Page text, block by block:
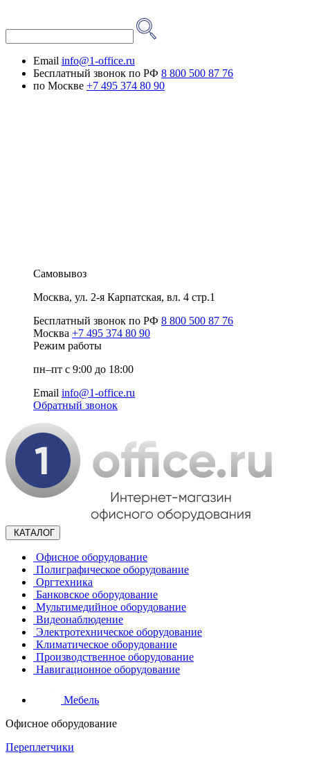
Email info@1-office.ru
Бесплатный звонок по РФ 8 800 500 87 76
по Москве +7 495 374 80 90
Самовывоз
Москва, ул. 2-я Карпатская, вл. 4 стр.1
Бесплатный звонок по РФ 8 800 500 87 76
Москва +7 495 374 80 90
Режим работы
пн–пт с 9:00 до 18:00
Email info@1-office.ru
Обратный звонок
КАТАЛОГ
Офисное оборудование
Полиграфическое оборудование
Оргтехника
Банковское оборудование
Мультимедийное оборудование
Видеонаблюдение
Электротехническое оборудование
Климатическое оборудование
Производственное оборудование
Навигационное оборудование
Мебель
Офисное оборудование
Переплетчики